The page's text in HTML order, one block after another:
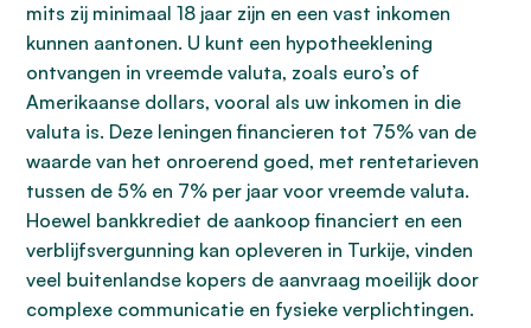
mits zij minimaal 18 jaar zijn en een vast inkomen
kunnen aantonen. U kunt een hypotheeklening
ontvangen in vreemde valuta, zoals euro’s of
Amerikaanse dollars, vooral als uw inkomen in die
valuta is. Deze leningen financieren tot 75% van de
waarde van het onroerend goed, met rentetarieven
tussen de 5% en 7% per jaar voor vreemde valuta.
Hoewel bankkrediet de aankoop financiert en een
verblijfsvergunning kan opleveren in Turkije, vinden
veel buitenlandse kopers de aanvraag moeilijk door
complexe communicatie en fysieke verplichtingen.